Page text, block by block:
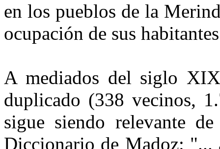
en los pueblos de la
ocupación de sus
A mediados del siglo
duplicado (338 vecinos,
sigue siendo relevante
Diccionario de Madoz: "...